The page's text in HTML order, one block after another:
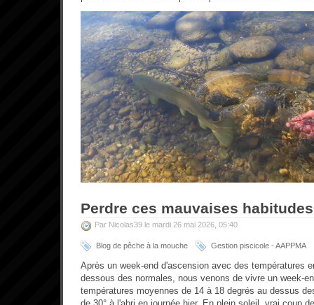
Perdre ces mauvaises
Par Nicolas39 le mardi 26 mai 2026, 05:40
Blog de pêche à la mouche Gestion piscicole - AAPPMA
Après un week-end d'ascension avec des températures
dessous des normales, nous venons de vivre un week-
températures moyennes de 14 à 18 degrés au dessus